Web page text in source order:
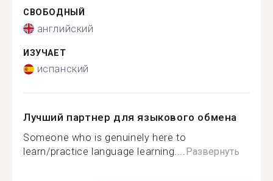
СВОБОДНЫЙ
английский
ИЗУЧАЕТ
испанский
Лучший партнер для языкового обмена
Someone who is genuinely here to
learn/practice language learning....Развернуть